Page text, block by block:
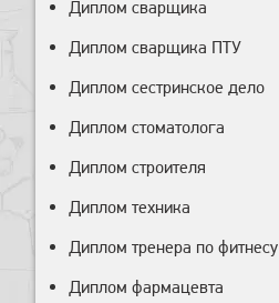
Диплом сварщика
Диплом сварщика ПТУ
Диплом сестринское дело
Диплом стоматолога
Диплом строителя
Диплом техника
Диплом тренера по фитнесу
Диплом фармацевта